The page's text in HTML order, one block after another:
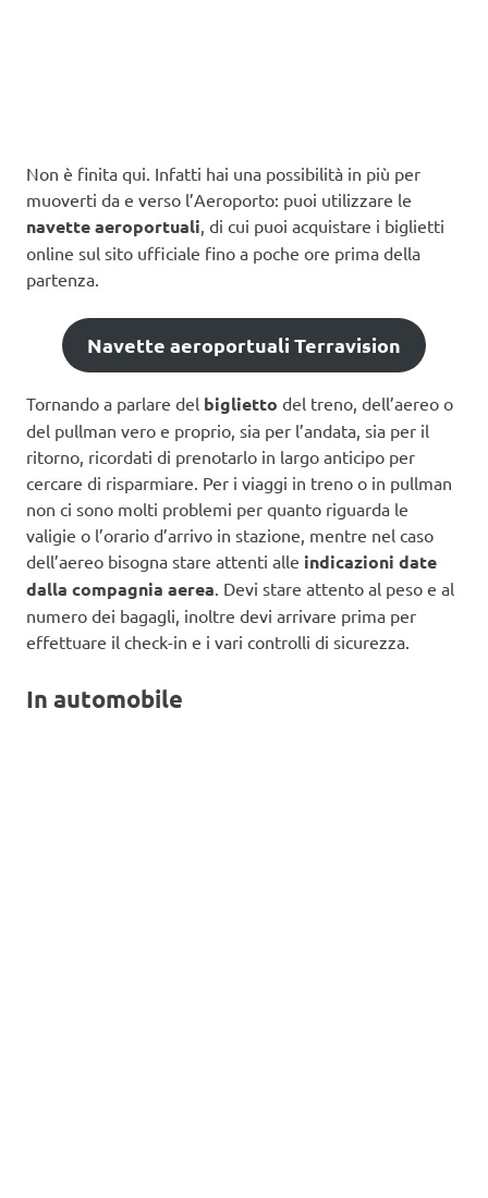
Non è finita qui. Infatti hai una possibilità in più per
muoverti da e verso l’Aeroporto: puoi utilizzare le
navette aeroportuali, di cui puoi acquistare i biglietti
online sul sito ufficiale fino a poche ore prima della
partenza.
Navette aeroportuali Terravision
Tornando a parlare del biglietto del treno, dell’aereo o
del pullman vero e proprio, sia per l’andata, sia per il
ritorno, ricordati di prenotarlo in largo anticipo per
cercare di risparmiare. Per i viaggi in treno o in pullman
non ci sono molti problemi per quanto riguarda le
valigie o l’orario d’arrivo in stazione, mentre nel caso
dell’aereo bisogna stare attenti alle indicazioni date
dalla compagnia aerea . Devi stare attento al peso e al
numero dei bagagli, inoltre devi arrivare prima per
effettuare il check-in e i vari controlli di sicurezza.
In automobile